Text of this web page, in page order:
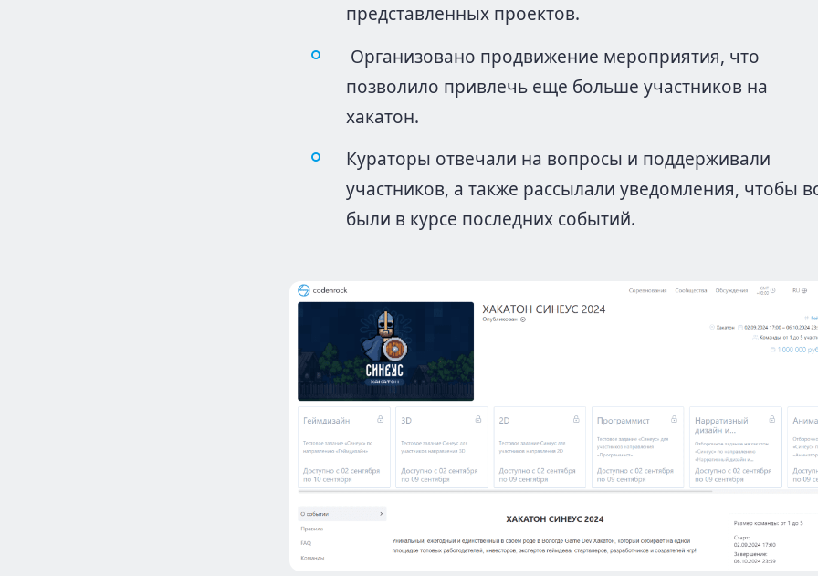
представленных проектов.
Организовано продвижение мероприятия, что
позволило привлечь еще больше участников на
хакатон.
Кураторы отвечали на вопросы и поддерживали
участников, а также рассылали уведомления, чтобы
были в курсе последних событий.